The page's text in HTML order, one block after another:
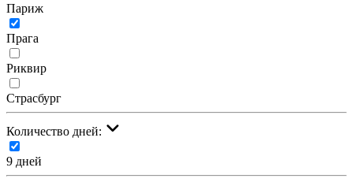
Париж
Прага
Риквир
Страсбург
Количество дней:
9 дней